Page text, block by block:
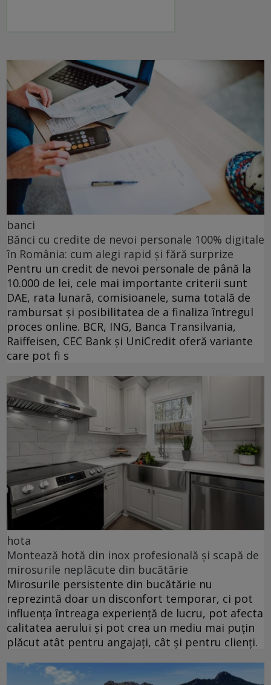
banci
Bănci cu credite de nevoi personale 100% digitale
în România: cum alegi rapid și fără surprize
Pentru un credit de nevoi personale de până la
10.000 de lei, cele mai importante criterii sunt
DAE, rata lunară, comisioanele, suma totală de
rambursat și posibilitatea de a finaliza întregul
proces online. BCR, ING, Banca Transilvania,
Raiffeisen, CEC Bank și UniCredit oferă variante
care pot fi s
hota
Montează hotă din inox profesională și scapă de
mirosurile neplăcute din bucătărie
Mirosurile persistente din bucătărie nu
reprezintă doar un disconfort temporar, ci pot
influența întreaga experiență de lucru, pot afecta
calitatea aerului și pot crea un mediu mai puțin
plăcut atât pentru angajați, cât și pentru clienți.